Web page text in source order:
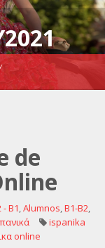
de
- B1,Alumnos,B1-B2,
ispanika
online